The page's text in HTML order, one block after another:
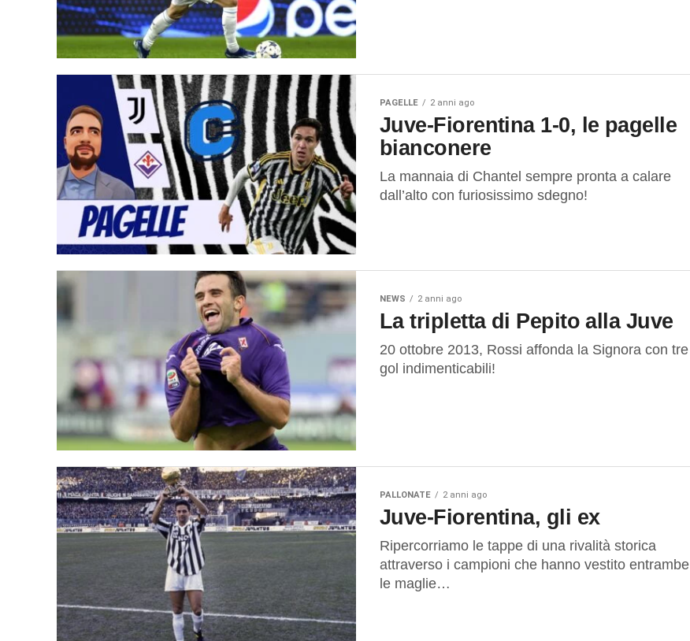
PAGELLE 2 anni ago
Juve-Fiorentina 1-0, le pagelle
bianconere
La mannaia di Chantel sempre pronta a calare
dall’alto con furiosissimo sdegno!
NEWS 2 anni ago
La tripletta di Pepito alla Juve
20 ottobre 2013, Rossi affonda la Signora con tre
gol indimenticabili!
PALLONATE 2 anni ago
Juve-Fiorentina, gli ex
Ripercorriamo le tappe di una rivalità storica
attraverso i campioni che hanno vestito entrambe
le maglie…